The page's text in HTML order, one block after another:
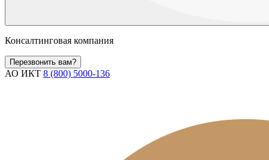
Консалтинговая компания
Перезвонить вам?
АО ИКТ 8 (800) 5000-136